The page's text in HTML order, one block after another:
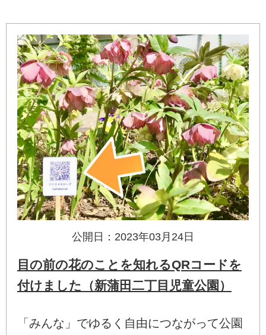
公開日：2023年03月24日
目の前の花のことを知れるQRコードを
付けました（新蒲田二丁目児童公園）
「みんな」でゆるく自由につながって公園